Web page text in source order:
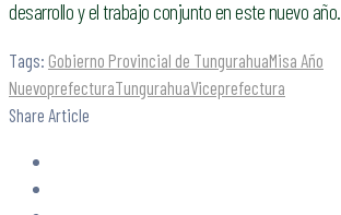
desarrollo y el trabajo conjunto en este nuevo año.
Tags: Gobierno Provincial de TungurahuaMisa Año
NuevoprefecturaTungurahuaViceprefectura
Share Article